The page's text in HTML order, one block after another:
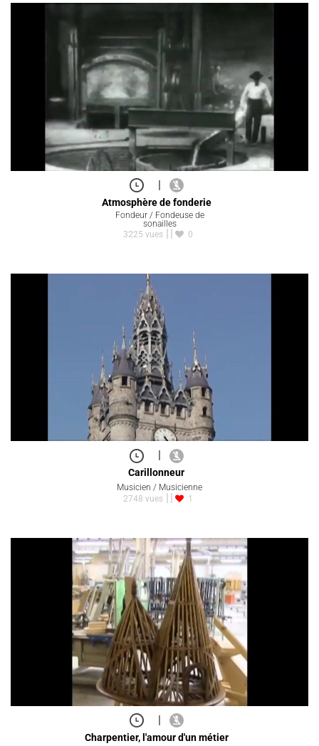
|
Atmosphère de fonderie
Fondeur / Fondeuse de
sonailles
3225 vues
0
|
Carillonneur
Musicien / Musicienne
2748 vues
1
|
Charpentier, l'amour d'un métier